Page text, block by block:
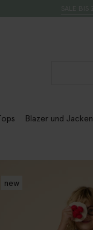
Blazer und Jacken
new